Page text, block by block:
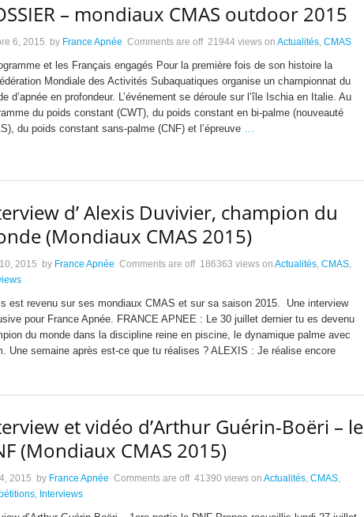
– mondiaux CMAS outdoor 2015
6, 2015 by France Apnée Comments are off 21944 views on Actualités, CMAS
et les Français engagés Pour la première fois de son histoire la
Mondiale des Activités Subaquatiques organise un championnat du
d’apnée en profondeur. L’événement se déroule sur l’île Ischia en Italie. Au
du poids constant (CWT), du poids constant en bi-palme (nouveauté
du poids constant sans-palme (CNF) et l’épreuve …
d’ Alexis Duvivier, champion du
(Mondiaux CMAS 2015)
2015 by France Apnée Comments are off 186363 views on Actualités, CMAS,
est revenu sur ses mondiaux CMAS et sur sa saison 2015. Une interview
pour France Apnée. FRANCE APNEE : Le 30 juillet dernier tu es devenu
du monde dans la discipline reine en piscine, le dynamique palme avec
Une semaine après est-ce que tu réalises ? ALEXIS : Je réalise encore
et vidéo d’Arthur Guérin-Boëri – le
(Mondiaux CMAS 2015)
2015 by France Apnée Comments are off 41390 views on Actualités, CMAS,
, Interviews